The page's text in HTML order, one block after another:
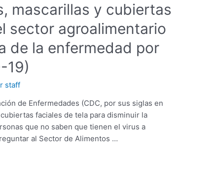
mascarillas y cubiertas
sector agroalimentario
de la enfermedad por
19)
staff
de Enfermedades (CDC, por sus siglas en
faciales de tela para disminuir la
que no saben que tienen el virus a
al Sector de Alimentos …